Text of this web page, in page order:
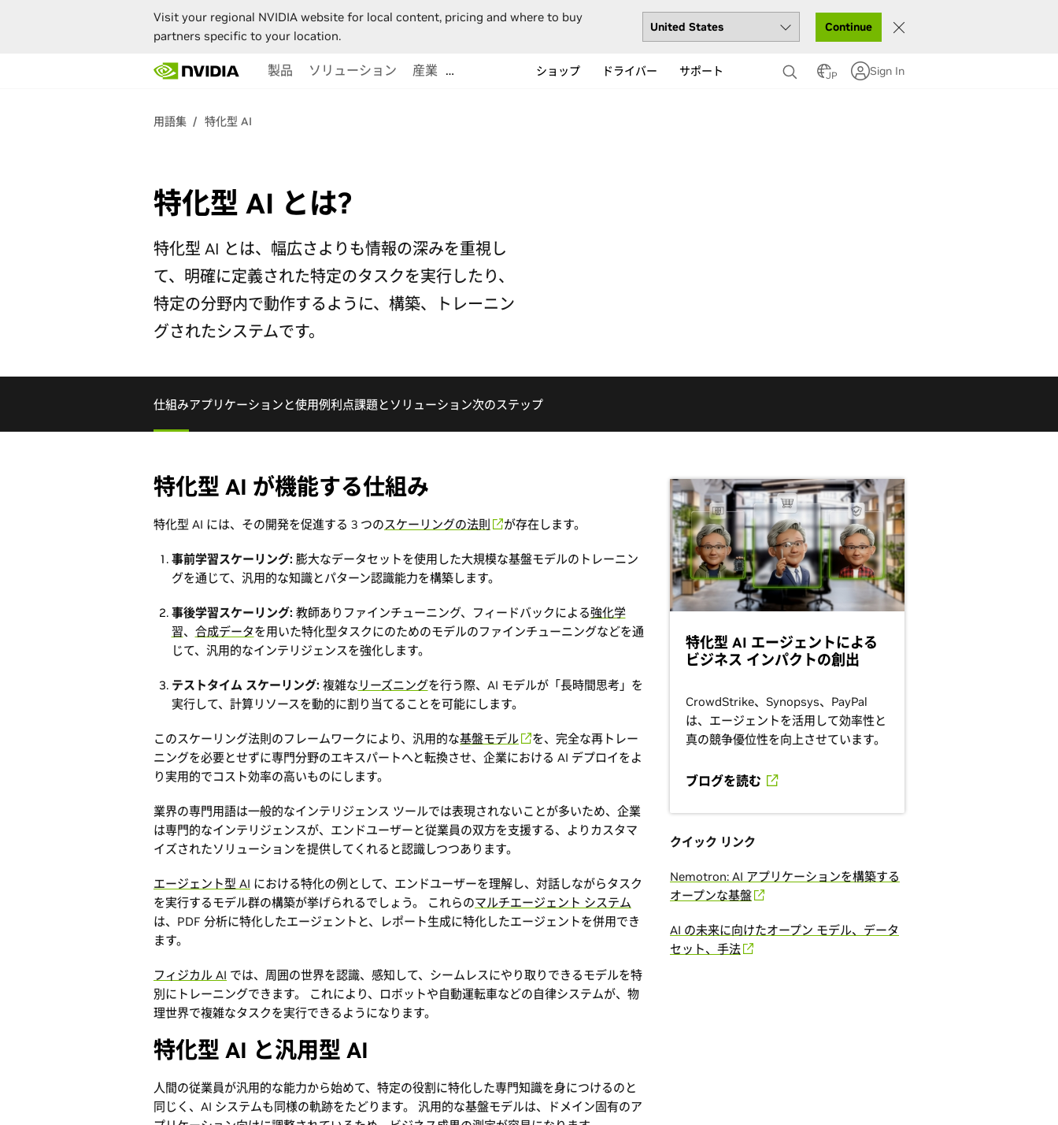
Visit your regional NVIDIA website for local content, pricing and where to buy
partners specific to your location.
Continue
製品 ソリューション 産業 … ショップ ドライバー サポート JP Sign In
用語集 特化型 AI
特化型 AI とは?
特化型 AI とは、幅広さよりも情報の深みを重視し
て、明確に定義された特定のタスクを実行したり、
特定の分野内で動作するように、構築、トレーニン
グされたシステムです。
仕組みアプリケーションと使用例利点課題とソリューション次のステップ
特化型 AI が機能する仕組み
特化型 AI には、その開発を促進する 3 つのスケーリングの法則 が存在します。
事前学習スケーリング: 膨大なデータセットを使用した大規模な基盤モデルのトレーニン
グを通じて、汎用的な知識とパターン認識能力を構築します。
事後学習スケーリング: 教師ありファインチューニング、フィードバックによる強化学
習、 合成データを用いた特化型タスクにのためのモデルのファインチューニングなどを通
じて、汎用的なインテリジェンスを強化します。
テストタイム スケーリング: 複雑な リーズニングを行う際、AI モデルが「長時間思考」を
実行して、 計算リソースを動的に割り当てることを可能にします。
このスケーリング法則のフレームワークにより、汎用的な基盤モデル
を、完全な再トレー
ニングを必要とせずに専門分野のエキスパートへと転換させ、企業における AI デプロイをよ
り実用的でコスト効率の高いものにします。
業界の専門用語は一般的なインテリジェンス ツールでは表現されないことが多いため、企業
は専門的なインテリジェンスが、エンドユーザーと従業員の双方を支援する、よりカスタマ
イズされたソリューションを提供してくれると認識しつつあります。
エージェント型 AI における特化の例として、エンドユーザーを理解し、対話しながらタスク
を実行するモデル群の構築が挙げられるでしょう。 これらのマルチエージェント システム
は、PDF 分析に特化したエージェントと、レポート生成に特化したエージェントを併用でき
ます。
フィジカル AI では、周囲の世界を認識、感知して、シームレスにやり取りできるモデルを特
別にトレーニングできます。 これにより、ロボットや自動運転車などの自律システムが、物
理世界で複雑なタスクを実行できるようになります。
特化型 AI エージェントによる
ビジネス インパクトの創出
CrowdStrike、Synopsys、PayPal
は、エージェントを活用して効率性と
真の競争優位性を向上させています。
ブログを読む
クイック リンク
Nemotron: AI アプリケーションを構築する
オープンな基盤
AI の未来に向けたオープン モデル、データ
セット、手法
特化型 AI と汎用型 AI
人間の従業員が汎用的な能力から始めて、特定の役割に特化した専門知識を身につけるのと
同じく、AI システムも同様の軌跡をたどります。 汎用的な基盤モデルは、ドメイン固有のア